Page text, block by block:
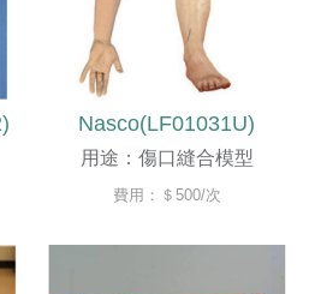
Nasco(LF01031U)
用途：傷口縫合模型
費用：＄500/次